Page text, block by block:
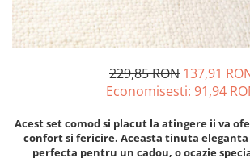
229,85 RON 137,91
Economisesti: 91,94
Acest set comod si placut la atingere ii va
confort si fericire. Aceasta tinuta eleganta
perfecta pentru un cadou, o ocazie